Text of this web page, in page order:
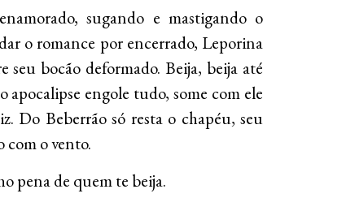
sugando e mastigando o
o romance por encerrado, Leporina
seu bocão deformado. Beija, beija até
apocalipse engole tudo, some com ele
Do Beberrão só resta o chapéu, seu
com o vento.
pena de quem te beija.